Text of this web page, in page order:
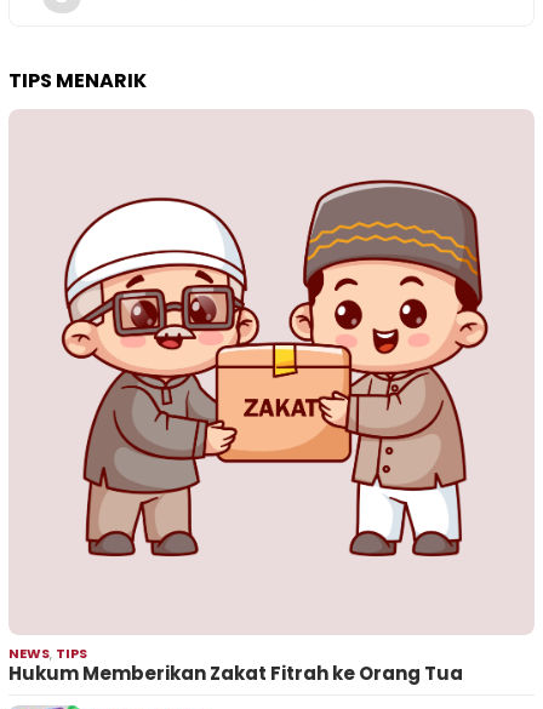
TIPS MENARIK
NEWS, TIPS
Hukum Memberikan Zakat Fitrah ke Orang Tua